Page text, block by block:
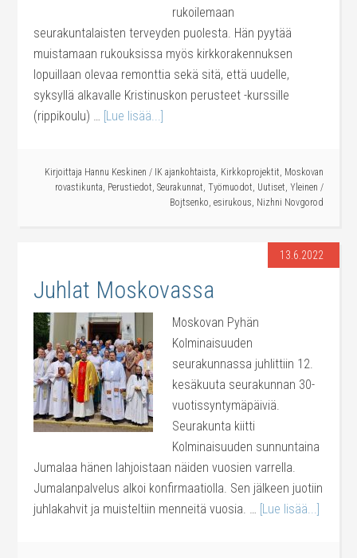
rukoilemaan
seurakuntalaisten terveyden puolesta. Hän pyytää
muistamaan rukouksissa myös kirkkorakennuksen
lopuillaan olevaa remonttia sekä sitä, että uudelle,
syksyllä alkavalle Kristinuskon perusteet -kurssille
(rippikoulu) … [Lue lisää...]
Kirjoittaja Hannu Keskinen / IK ajankohtaista, Kirkkoprojektit, Moskovan
rovastikunta, Perustiedot, Seurakunnat, Työmuodot, Uutiset, Yleinen /
Bojtsenko, esirukous, Nizhni Novgorod
13.6.2022
Juhlat Moskovassa
Moskovan Pyhän
Kolminaisuuden
seurakunnassa juhlittiin 12.
kesäkuuta seurakunnan 30-
vuotissyntymäpäiviä.
Seurakunta kiitti
Kolminaisuuden sunnuntaina
Jumalaa hänen lahjoistaan näiden vuosien varrella.
Jumalanpalvelus alkoi konfirmaatiolla. Sen jälkeen juotiin
juhlakahvit ja muisteltiin menneitä vuosia. … [Lue lisää...]